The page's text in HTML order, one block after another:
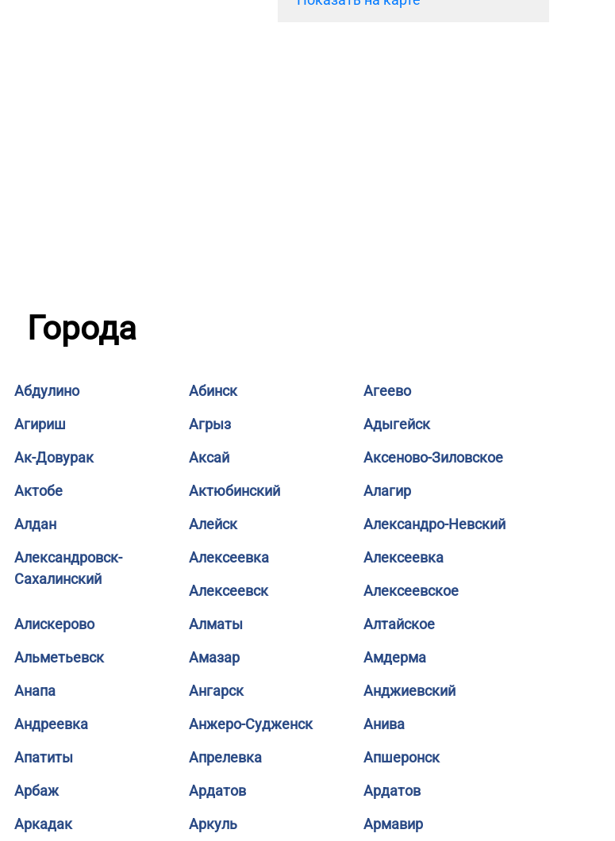
Города
Абдулино Абинск
Агеево
Агириш Агрыз
Адыгейск
Ак-Довурак Аксай
Аксеново-Зиловское
Актобе Актюбинский
Алагир
Алдан Алейск
Александро-Невский
Александровск-
Сахалинский
Алексеевка
Алексеевка
Алексеевск
Алексеевское
Алискерово Алматы
Алтайское
Альметьевск Амазар
Амдерма
Анапа Ангарск
Анджиевский
Андреевка Анжеро-Судженск
Анива
Апатиты Апрелевка
Апшеронск
Арбаж Ардатов
Ардатов
Аркадак Аркуль
Армавир